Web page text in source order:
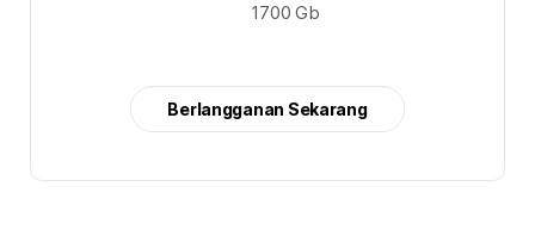
1700 Gb
Berlangganan Sekarang